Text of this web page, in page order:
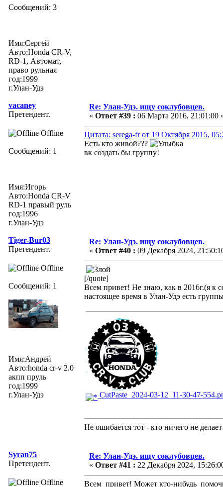
Сообщений: 3
Имя:Сергей
Авто:Honda CR-V,
RD-1, Автомат,
право рульная
год:1999
г.Улан-Удэ
vacaney
Претендент.
Offline
Сообщений: 1
Имя:Игорь
Авто:Honda CR-V
RD-1 правый руль
год:1996
г.Улан-Удэ
Re: Улан-Удэ. ищу соклубовцев.
« Ответ #39 : 06 Марта 2016, 21:01:00
Цитата: serega-fr от 19 Октября 2015,
Есть кто живой???
вк создать бы группу!
Tiger-Bur03
Претендент.
Offline
Сообщений: 1
Имя:Андрей
Авто:honda cr-v 2.0
акпп пруль
год:1999
г.Улан-Удэ
Re: Улан-Удэ. ищу соклубовцев.
« Ответ #40 : 09 Декабря 2024,
[/quote]
Всем привет! Не знаю, как в 2016г.(я к
настоящее время в Улан-Удэ есть
CutPaste_2024-03-12_11-30-47-
Не ошибается тот - кто ничего не
Syran75
Претендент.
Offline
Re: Улан-Удэ. ищу соклубовцев.
« Ответ #41 : 22 Декабря 2024,
Всем привет! Может кто-нибудь